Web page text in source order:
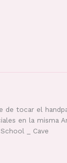
de tocar el
en la misma
_ Cave